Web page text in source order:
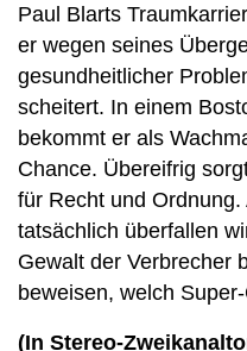
Paul Blarts
er wegen seines
gesundheitlicher
scheitert. In einem
bekommt er als
Chance. Übereifrig
für Recht und Ordnung.
tatsächlich überfallen
Gewalt der Verbrecher
beweisen, welch
(In Stereo-